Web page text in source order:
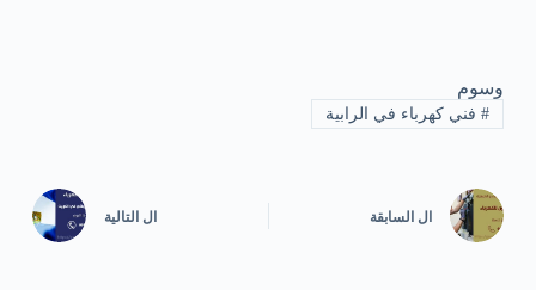
وسوم
#فني كهرباء في الرابية
ال السابقة ال التالية